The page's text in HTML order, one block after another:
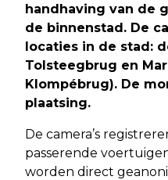
handhaving van de
de binnenstad. De
locaties in de stad:
Tolsteegbrug en
Klompébrug). De
plaatsing.
De camera’s
passerende
worden direct